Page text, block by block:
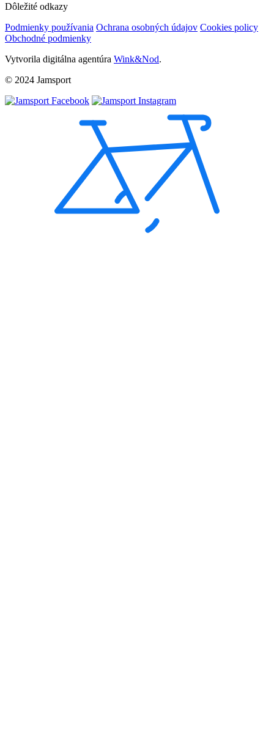
Dôležité odkazy
Podmienky používania Ochrana osobných údajov Cookies policy
Obchodné podmienky
Vytvorila digitálna agentúra Wink&Nod.
© 2024 Jamsport